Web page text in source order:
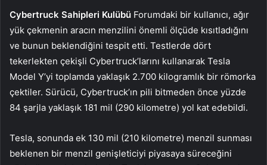
Cybertruck Sahipleri Kulübü Forumdaki bir kullanıcı, ağır
yük çekmenin aracın menzilini önemli ölçüde kısıtladığını
ve bunun beklendiğini tespit etti. Testlerde dört
tekerlekten çekişli Cybertruck’larını kullanarak Tesla
Model Y’yi toplamda yaklaşık 2.700 kilogramlık bir römorka
çektiler. Sürücü, Cybertruck’ın pili bitmeden önce yüzde
84 şarjla yaklaşık 181 mil (290 kilometre) yol kat edebildi.
Tesla, sonunda ek 130 mil (210 kilometre) menzil sunması
beklenen bir menzil genişleticiyi piyasaya süreceğini